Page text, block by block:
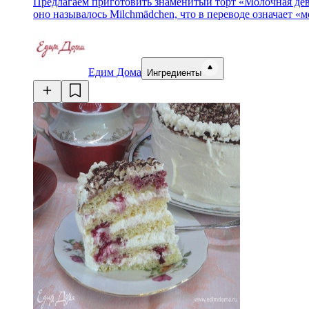
оно называлось Milchmädchen, что в переводе означает
Едим Дома Ингредиенты